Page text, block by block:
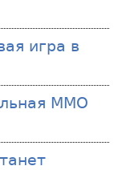
игра в
MMO